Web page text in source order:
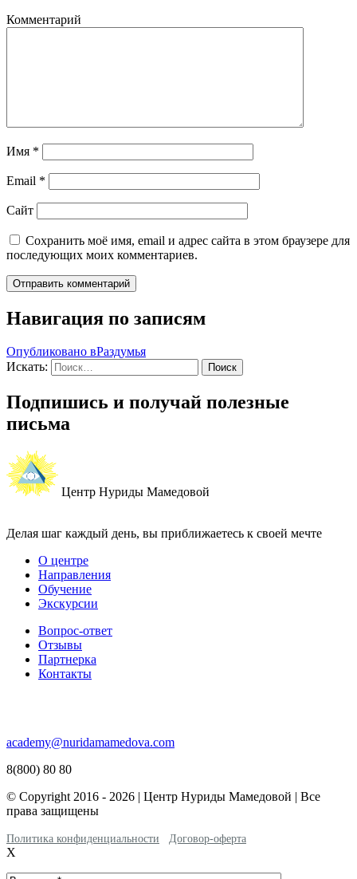
Комментарий
Имя *
Email *
Сайт
Сохранить моё имя, email и адрес сайта в этом браузере для
последующих моих комментариев.
Навигация по записям
Опубликовано вРаздумья
Искать:
Поиск
Подпишись и получай полезные
письма
Центр Нуриды Мамедовой
Делая шаг каждый день, вы приближаетесь к своей мечте
О центре
Направления
Обучение
Экскурсии
Вопрос-ответ
Отзывы
Партнерка
Контакты
academy@nuridamamedova.com
8(800) 80 80
© Copyright 2016 - 2026 | Центр Нуриды Мамедовой | Все
права защищены
Политика конфиденциальности Договор-оферта
X